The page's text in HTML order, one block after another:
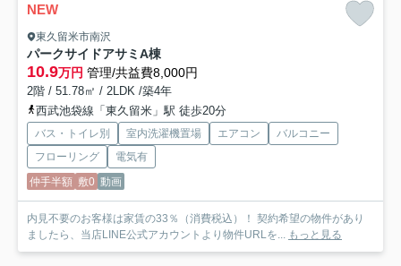
NEW
東久留米市南沢
パークサイドアサミA棟
10.9万円 管理/共益費8,000円
2階 / 51.78㎡ / 2LDK /築4年
西武池袋線「東久留米」駅 徒歩20分
バス・トイレ別 室内洗濯機置場 エアコン
バルコニー
フローリング
電気有
仲手半額 敷0 動画
内見不要のお客様は家賃の33％（消費税込）！ 契約希望の物件があり
ましたら、当店LINE公式アカウントより物件URLを...
もっと見る